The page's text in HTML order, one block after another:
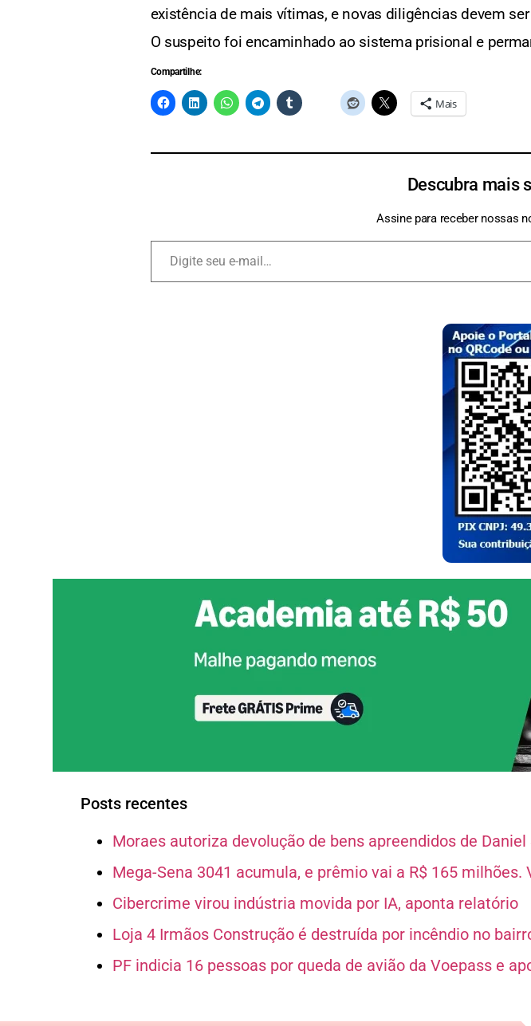
existência de mais vítimas, e novas diligências devem
O suspeito foi encaminhado ao sistema prisional e
Compartilhe:
Mais
Descubra mais
Assine para receber nossas
Posts recentes
Moraes autoriza devolução de bens apreendidos de Daniel
Mega-Sena 3041 acumula, e prêmio vai a R$ 165 milhões.
Cibercrime virou indústria movida por IA, aponta relatório
Loja 4 Irmãos Construção é destruída por incêndio no
PF indicia 16 pessoas por queda de avião da Voepass e